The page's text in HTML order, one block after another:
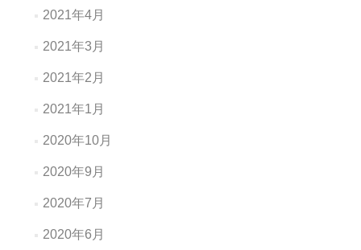
2021年4月
2021年3月
2021年2月
2021年1月
2020年10月
2020年9月
2020年7月
2020年6月